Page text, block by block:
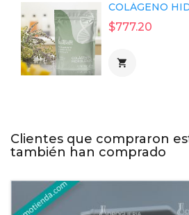
COLÁGENO
$777.20

Clientes que compraron
también han comprado